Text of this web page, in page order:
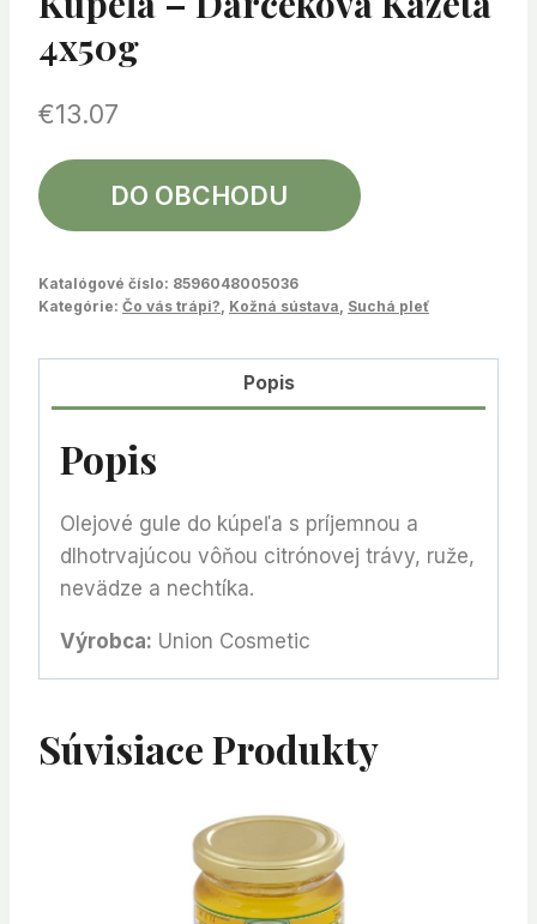
4x50g
€13.07
DO OBCHODU
Katalógové číslo: 8596048005036
Kategórie: Čo vás trápi?, Kožná sústava, Suchá pleť
Popis
Popis
Olejové gule do kúpeľa s príjemnou a
dlhotrvajúcou vôňou citrónovej trávy, ruže,
nevädze a nechtíka.
Výrobca: Union Cosmetic
Súvisiace Produkty